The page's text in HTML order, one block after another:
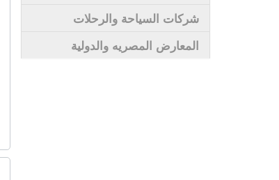
شركات السياحة والرحلات
المعارض المصريه والدولية